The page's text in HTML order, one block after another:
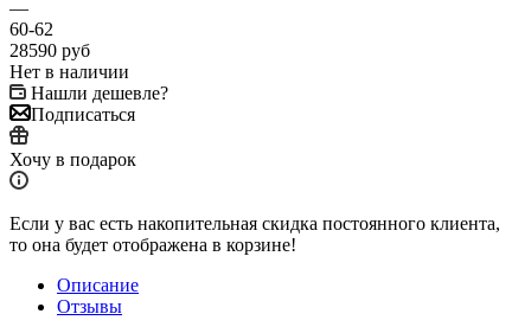
—
60-62
28590 руб
Нет в наличии
Нашли дешевле?
Подписаться
Хочу в подарок
Если у вас есть накопительная скидка постоянного клиента,
то она будет отображена в корзине!
Описание
Отзывы